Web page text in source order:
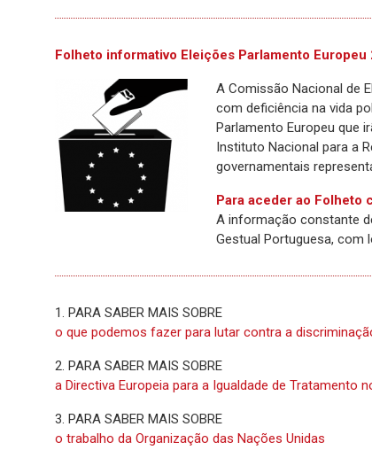
Folheto informativo Eleições Parlamento
A Comissão Nacional de
com deficiência na vida
Parlamento Europeu que
Instituto Nacional para a
governamentais
Para aceder ao Folheto
A informação constante
Gestual Portuguesa, com
1. PARA SABER MAIS SOBRE
o que podemos fazer para lutar contra a
2. PARA SABER MAIS SOBRE
a Directiva Europeia para a Igualdade de Tratamento
3. PARA SABER MAIS SOBRE
o trabalho da Organização das Nações Unidas